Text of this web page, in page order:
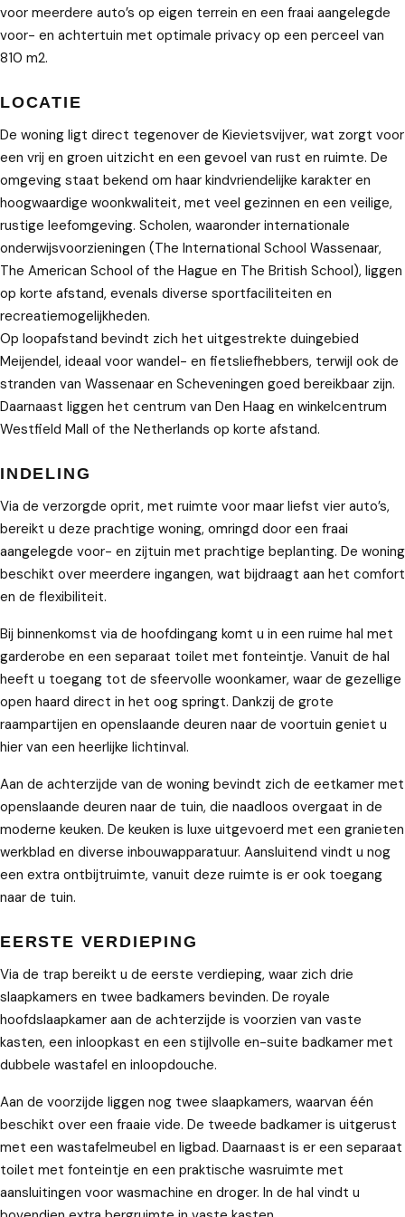
voor meerdere auto’s op eigen terrein en een fraai aangelegde
voor- en achtertuin met optimale privacy op een perceel van
810 m2.
LOCATIE
De woning ligt direct tegenover de Kievietsvijver, wat zorgt voor
een vrij en groen uitzicht en een gevoel van rust en ruimte. De
omgeving staat bekend om haar kindvriendelijke karakter en
hoogwaardige woonkwaliteit, met veel gezinnen en een veilige,
rustige leefomgeving. Scholen, waaronder internationale
onderwijsvoorzieningen (The International School Wassenaar,
The American School of the Hague en The British School), liggen
op korte afstand, evenals diverse sportfaciliteiten en
recreatiemogelijkheden.
Op loopafstand bevindt zich het uitgestrekte duingebied
Meijendel, ideaal voor wandel- en fietsliefhebbers, terwijl ook de
stranden van Wassenaar en Scheveningen goed bereikbaar zijn.
Daarnaast liggen het centrum van Den Haag en winkelcentrum
Westfield Mall of the Netherlands op korte afstand.
INDELING
Via de verzorgde oprit, met ruimte voor maar liefst vier auto’s,
bereikt u deze prachtige woning, omringd door een fraai
aangelegde voor- en zijtuin met prachtige beplanting. De woning
beschikt over meerdere ingangen, wat bijdraagt aan het comfort
en de flexibiliteit.
Bij binnenkomst via de hoofdingang komt u in een ruime hal met
garderobe en een separaat toilet met fonteintje. Vanuit de hal
heeft u toegang tot de sfeervolle woonkamer, waar de gezellige
open haard direct in het oog springt. Dankzij de grote
raampartijen en openslaande deuren naar de voortuin geniet u
hier van een heerlijke lichtinval.
Aan de achterzijde van de woning bevindt zich de eetkamer met
openslaande deuren naar de tuin, die naadloos overgaat in de
moderne keuken. De keuken is luxe uitgevoerd met een granieten
werkblad en diverse inbouwapparatuur. Aansluitend vindt u nog
een extra ontbijtruimte, vanuit deze ruimte is er ook toegang
naar de tuin.
EERSTE VERDIEPING
Via de trap bereikt u de eerste verdieping, waar zich drie
slaapkamers en twee badkamers bevinden. De royale
hoofdslaapkamer aan de achterzijde is voorzien van vaste
kasten, een inloopkast en een stijlvolle en-suite badkamer met
dubbele wastafel en inloopdouche.
Aan de voorzijde liggen nog twee slaapkamers, waarvan één
beschikt over een fraaie vide. De tweede badkamer is uitgerust
met een wastafelmeubel en ligbad. Daarnaast is er een separaat
toilet met fonteintje en een praktische wasruimte met
aansluitingen voor wasmachine en droger. In de hal vindt u